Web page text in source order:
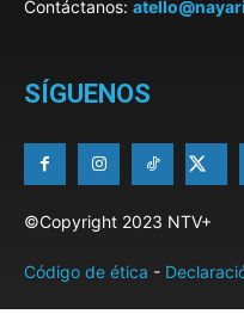
Contáctanos:
SÍGUENOS
©Copyright 2023 NTV+
Código de ética -